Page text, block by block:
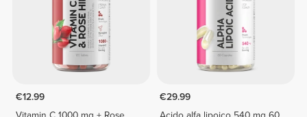
€12.99
€29.99